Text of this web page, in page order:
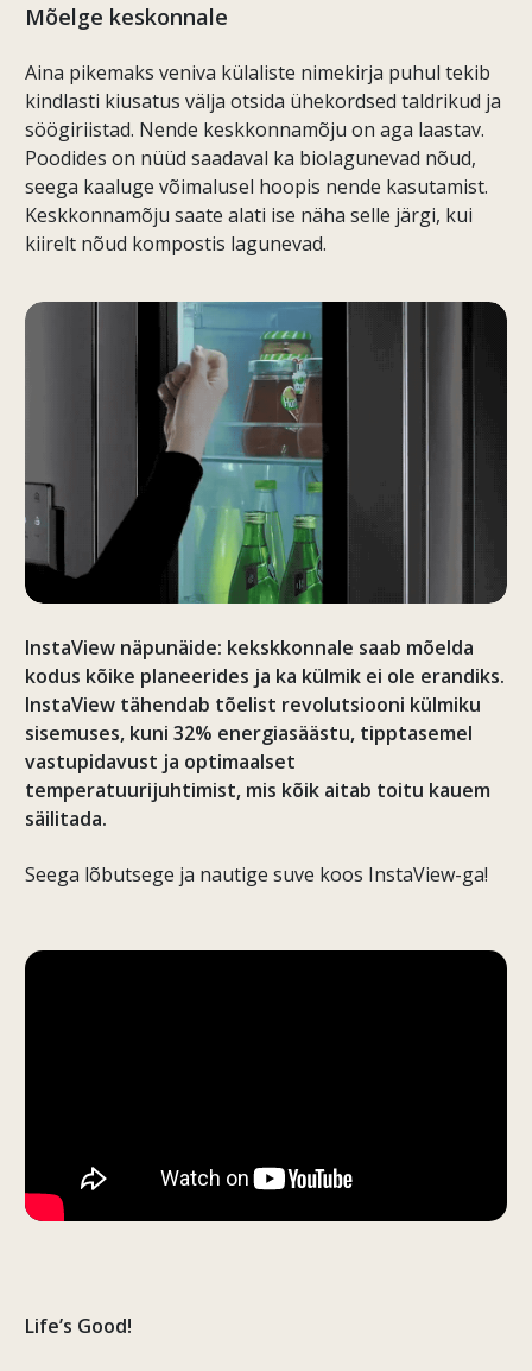
Mõelge keskonnale
Aina pikemaks veniva külaliste nimekirja puhul tekib
kindlasti kiusatus välja otsida ühekordsed taldrikud ja
söögiriistad. Nende keskkonnamõju on aga laastav.
Poodides on nüüd saadaval ka biolagunevad nõud,
seega kaaluge võimalusel hoopis nende kasutamist.
Keskkonnamõju saate alati ise näha selle järgi, kui
kiirelt nõud kompostis lagunevad.
InstaView näpunäide: kekskkonnale saab mõelda
kodus kõike planeerides ja ka külmik ei ole erandiks.
InstaView tähendab tõelist revolutsiooni külmiku
sisemuses, kuni 32% energiasäästu, tipptasemel
vastupidavust ja optimaalset
temperatuurijuhtimist, mis kõik aitab toitu kauem
säilitada.
Seega lõbutsege ja nautige suve koos InstaView-ga!
Life’s Good!